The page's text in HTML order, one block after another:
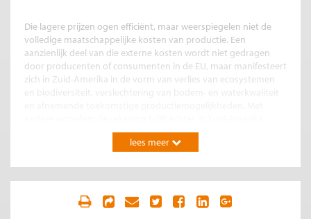
Die lagere prijzen ogen efficiënt, maar weerspiegelen niet de
volledige maatschappelijke kosten van productie. Een
aanzienlijk deel van die externe kosten wordt niet gedragen
door producenten of consumenten in de EU, maar manifesteert
zich in Zuid-Amerika in de vorm van verlies van ecosystemen
Handel die schade verplaatst
schade aan natuur, water, en klimaat buiten de prijs blijft,
lees meer